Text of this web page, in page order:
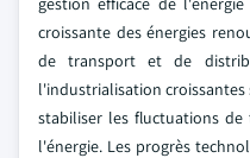
croissante des énergies
de transport et de
l'industrialisation
stabiliser les fluctuations
l'énergie. Les progrès